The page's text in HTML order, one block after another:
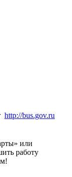
http://bus.gov.ru
или
работу